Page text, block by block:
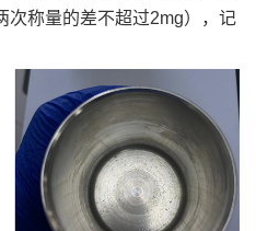
次称量的差不超过2mg），记